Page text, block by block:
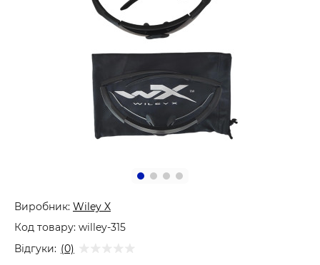
Виробник: Wiley X
Код товару: willey-315
Відгуки: (0)